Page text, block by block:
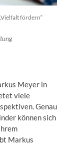
fördern“
Meyer in
viele
Genau
können sich
Markus